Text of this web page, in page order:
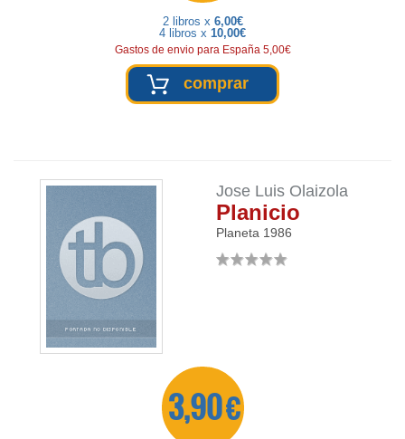
2 libros x 6,00€
4 libros x 10,00€
Gastos de envio para España 5,00€
comprar
Jose Luis Olaizola
Planicio
Planeta 1986
3,90 €